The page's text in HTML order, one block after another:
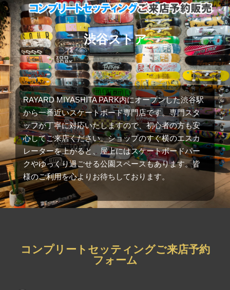
渋谷ストア
RAYARD MIYASHITA PARK内にオープンした渋谷駅
から一番近いスケートボード専門店です。専門スタ
ッフが丁寧に対応いたしますので、初心者の方も安
心してご来店ください。ショップのすぐ横のエスカ
レーターを上がると、屋上にはスケートボードパー
クやゆっくり過ごせる公園スペースもあります。皆
様のご利用を心よりお待ちしております。
コンプリートセッティングご来店予約
フォーム